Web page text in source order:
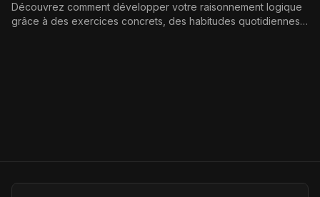
Découvrez comment développer votre raisonnement logique
grâce à des exercices concrets, des habitudes quotidiennes